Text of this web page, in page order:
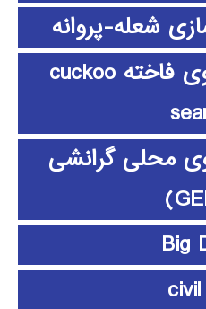
شعله-پروانه
الگوریتم جستجوی فاخته cuckoo
محلی گرانشی
Big